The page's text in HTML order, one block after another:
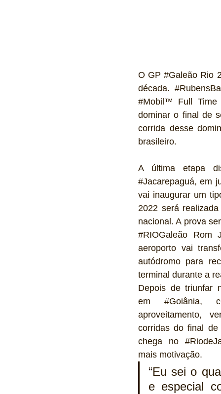
O GP #Galeão Rio
década.
#Mobil ™ Full Time
dominar o final de
corrida desse
brasileiro.
A última etapa
#Jacarepaguá, em
vai inaugurar um
2022 será
nacional. A prova
#RIOGaleão Rom
aeroporto vai
autódromo para
terminal durante a
Depois de triunfar
em #Goiânia,
aproveitamento,
corridas do final de
chega no
mais motivação.
“Eu sei o
e especial